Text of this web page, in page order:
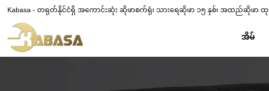
Kabasa - တရုတ်နိုင်ငံရှိ အကောင်းဆုံး ဆိုဖာစက်ရုံ၊ သားရေဆိုဖာ ၁၅ နှစ်၊ အထည်ဆိုဖ
အိမ်